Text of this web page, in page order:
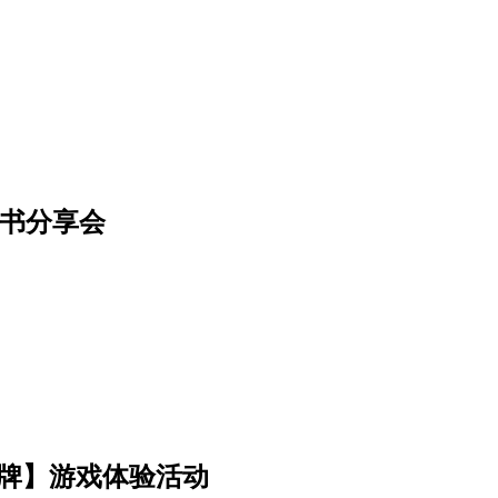
分享会
】游戏体验活动